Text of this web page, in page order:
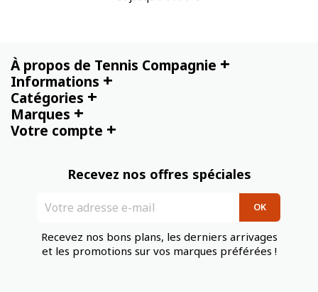
À propos de Tennis Compagnie +
Informations +
Catégories +
Marques +
Votre compte +
Recevez nos offres spéciales
Recevez nos bons plans, les derniers arrivages
et les promotions sur vos marques préférées !